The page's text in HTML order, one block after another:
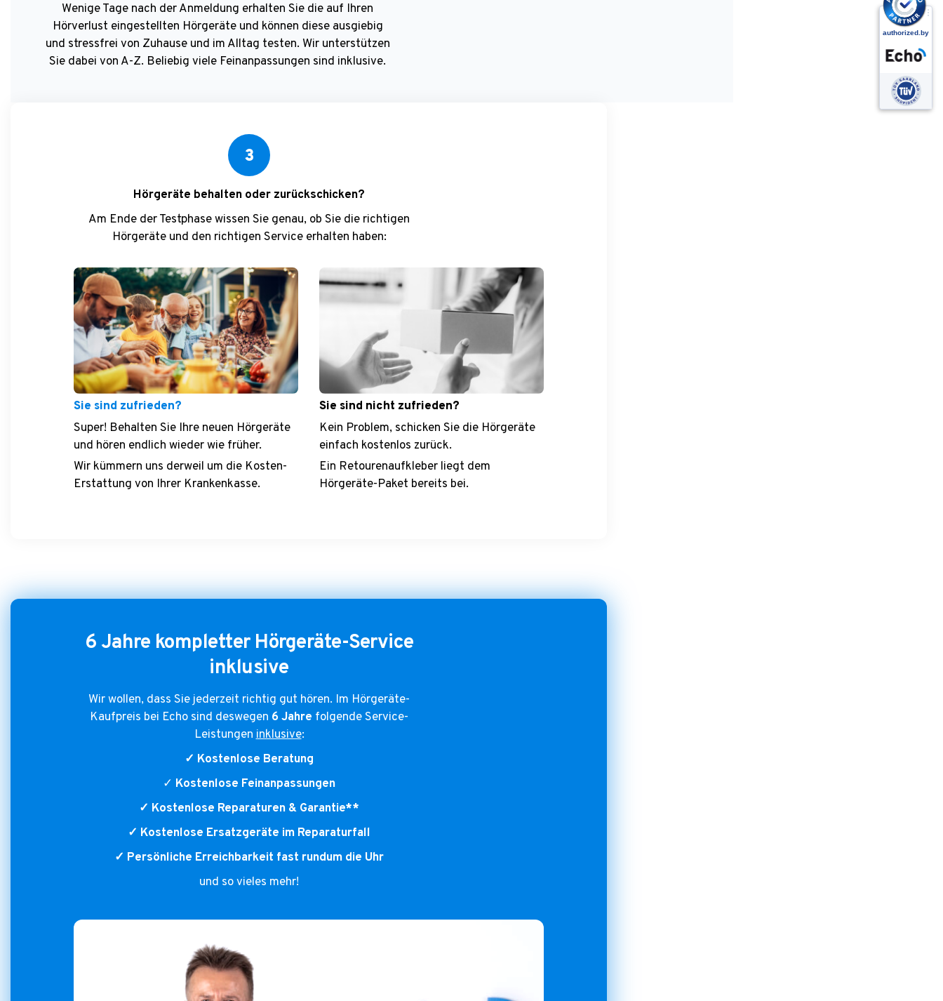
Wenige Tage nach der Anmeldung erhalten Sie die auf Ihren
Hörverlust eingestellten Hörgeräte und können diese ausgiebig
und stressfrei von Zuhause und im Alltag testen. Wir unterstützen
Sie dabei von A-Z. Beliebig viele Feinanpassungen sind inklusive.
3
Hörgeräte behalten oder zurückschicken?
Am Ende der Testphase wissen Sie genau, ob Sie die richtigen
Hörgeräte und den richtigen Service erhalten haben:
Sie sind zufrieden?
Super! Behalten Sie Ihre neuen Hörgeräte
und hören endlich wieder wie früher.
Wir kümmern uns derweil um die Kosten-
Erstattung von Ihrer Krankenkasse.
Sie sind nicht zufrieden?
Kein Problem, schicken Sie die Hörgeräte
einfach kostenlos zurück.
Ein Retourenaufkleber liegt dem
Hörgeräte-Paket bereits bei.
6 Jahre kompletter Hörgeräte-Service
inklusive
Wir wollen, dass Sie jederzeit richtig gut hören. Im Hörgeräte-
Kaufpreis bei Echo sind deswegen 6 Jahre folgende Service-
Leistungeninklusive:
✓ Kostenlose Beratung
✓ Kostenlose Feinanpassungen
✓ Kostenlose Reparaturen & Garantie**
✓ Kostenlose Ersatzgeräte im Reparaturfall
✓ Persönliche Erreichbarkeit fast rundum die Uhr
und so vieles mehr!